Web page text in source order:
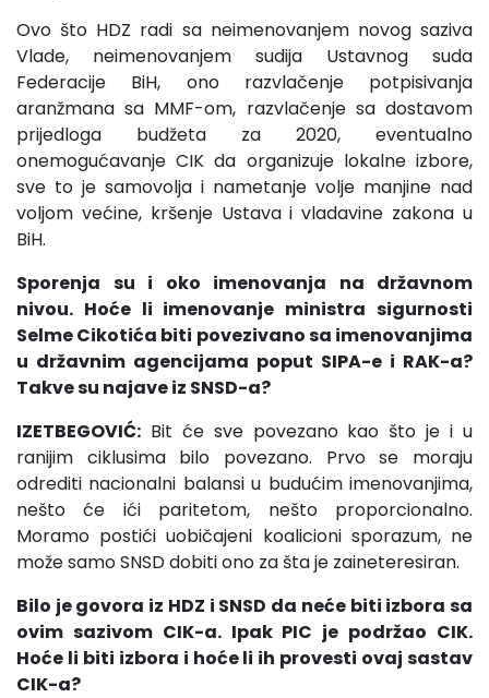
Ovo što HDZ radi sa neimenovanjem novog saziva
Vlade, neimenovanjem sudija Ustavnog suda
Federacije BiH, ono razvlačenje potpisivanja
aranžmana sa MMF-om, razvlačenje sa dostavom
prijedloga budžeta za 2020, eventualno
onemogućavanje CIK da organizuje lokalne izbore,
sve to je samovolja i nametanje volje manjine nad
voljom većine, kršenje Ustava i vladavine zakona u
BiH.
Sporenja su i oko imenovanja na državnom
nivou. Hoće li imenovanje ministra sigurnosti
Selme Cikotića biti povezivano sa imenovanjima
u državnim agencijama poput SIPA-e i RAK-a?
Takve su najave iz SNSD-a?
IZETBEGOVIĆ: Bit će sve povezano kao što je i u
ranijim ciklusima bilo povezano. Prvo se moraju
odrediti nacionalni balansi u budućim imenovanjima,
nešto će ići paritetom, nešto proporcionalno.
Moramo postići uobičajeni koalicioni sporazum, ne
može samo SNSD dobiti ono za šta je zaineteresiran.
Bilo je govora iz HDZ i SNSD da neće biti izbora sa
ovim sazivom CIK-a. Ipak PIC je podržao CIK.
Hoće li biti izbora i hoće li ih provesti ovaj sastav
CIK-a?